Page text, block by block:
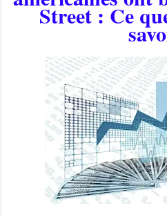
Street : Ce
VERS :